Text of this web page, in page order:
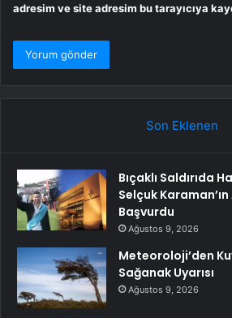
adresim ve site adresim bu tarayıcıya
Son Eklenen
Bıçaklı Saldırıda
Selçuk Karaman’ın
Başvurdu
Ağustos 9, 2026
Meteoroloji’den
Sağanak Uyarısı
Ağustos 9, 2026